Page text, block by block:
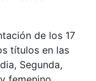
de los 17
títulos en las
Segunda,